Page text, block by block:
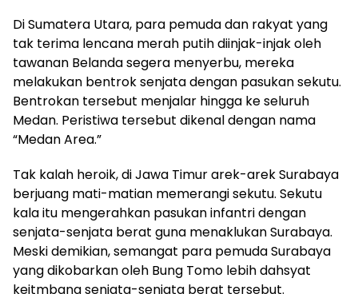
Di Sumatera Utara, para pemuda dan rakyat yang
tak terima lencana merah putih diinjak-injak oleh
tawanan Belanda segera menyerbu, mereka
melakukan bentrok senjata dengan pasukan sekutu.
Bentrokan tersebut menjalar hingga ke seluruh
Medan. Peristiwa tersebut dikenal dengan nama
“Medan Area.”
Tak kalah heroik, di Jawa Timur arek-arek Surabaya
berjuang mati-matian memerangi sekutu. Sekutu
kala itu mengerahkan pasukan infantri dengan
senjata-senjata berat guna menaklukan Surabaya.
Meski demikian, semangat para pemuda Surabaya
yang dikobarkan oleh Bung Tomo lebih dahsyat
keitmbang senjata-senjata berat tersebut.